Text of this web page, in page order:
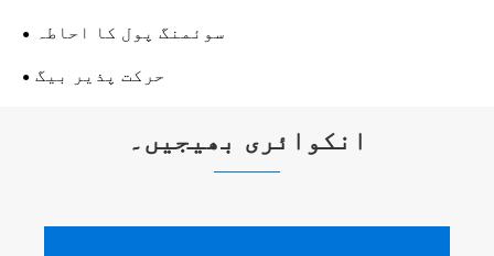
سوئمنگ پول کا احاطہ
حرکت پذیر بیگ
انکوائری بھیجیں۔